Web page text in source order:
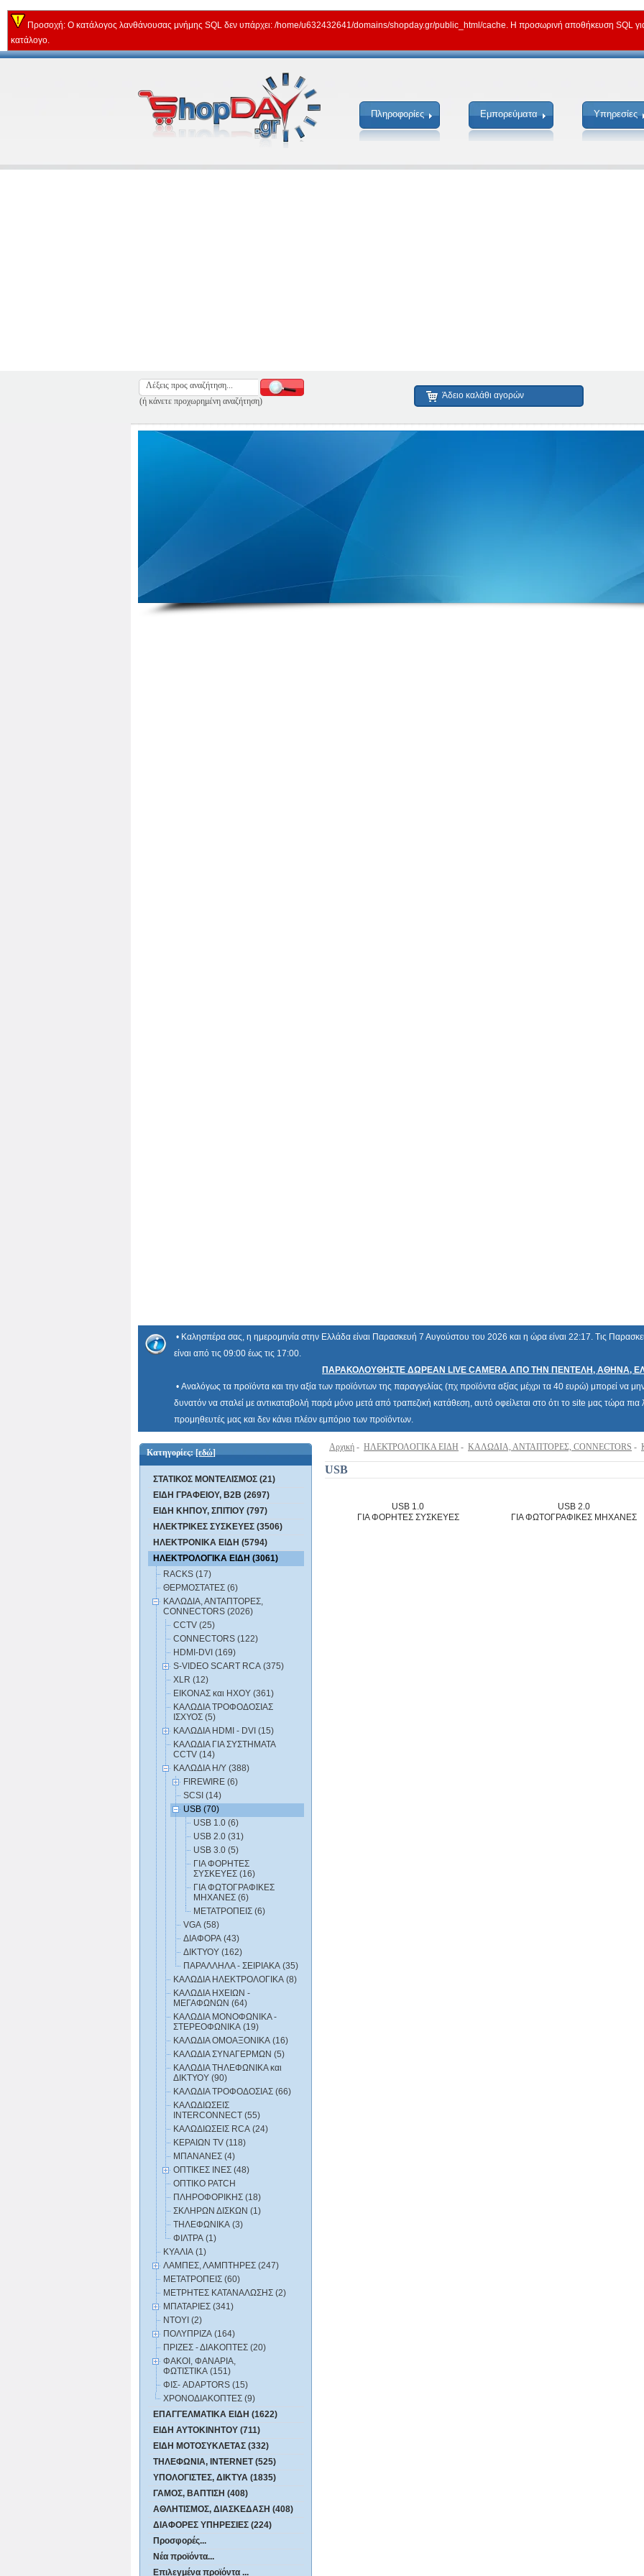
Προσοχή: Ο κατάλογος λανθάνουσας μνήμης SQL δεν υπάρχει: /home/u632432641/domains/shopday.gr/public_html/cache. Η προσωρινή αποθήκευση SQL για
κατάλογο.
Πληροφορίες Εμπορεύματα Υπηρεσίες
(ή κάνετε προχωρημένη αναζήτηση)
Άδειο καλάθι αγορών
• Καλησπέρα σας, η ημερομηνία στην Ελλάδα είναι Παρασκευή 7 Αυγούστου του 2026 και η ώρα είναι 22:17. Τις
είναι από τις 09:00 έως τις 17:00.
ΠΑΡΑΚΟΛΟΥΘΗΣΤΕ ΔΩΡΕΑΝ LIVE CAMERA ΑΠΟ ΤΗΝ ΠΕΝΤΕΛΗ, ΑΘΗΝΑ,
• Αναλόγως τα προϊόντα και την αξία των προϊόντων της παραγγελίας (πχ προϊόντα αξίας μέχρι τα 40 ευρώ) μπορεί να
δυνατόν να σταλεί με αντικαταβολή παρά μόνο μετά από τραπεζική κατάθεση, αυτό οφείλεται στο ότι το site μας τώρα
προμηθευτές μας και δεν κάνει πλέον εμπόριο των προϊόντων.
Κατηγορίες:[εδώ]
ΣΤΑΤΙΚΟΣ ΜΟΝΤΕΛΙΣΜΟΣ (21)
ΕΙΔΗ ΓΡΑΦΕΙΟΥ, B2B (2697)
ΕΙΔΗ ΚΗΠΟΥ, ΣΠΙΤΙΟΥ (797)
ΗΛΕΚΤΡΙΚΕΣ ΣΥΣΚΕΥΕΣ (3506)
ΗΛΕΚΤΡΟΝΙΚΑ ΕΙΔΗ (5794)
ΗΛΕΚΤΡΟΛΟΓΙΚΑ ΕΙΔΗ (3061)
RACKS (17)
ΘΕΡΜΟΣΤΑΤΕΣ (6)
ΚΑΛΩΔΙΑ, ΑΝΤΑΠΤΟΡΕΣ,
CONNECTORS (2026)
CCTV (25)
CONNECTORS (122)
HDMI-DVI (169)
S-VIDEO SCART RCA (375)
XLR (12)
ΕΙΚΟΝΑΣ και ΗΧΟΥ (361)
ΚΑΛΩΔΙA ΤΡΟΦΟΔΟΣΙΑΣ
ΙΣΧΥΟΣ (5)
ΚΑΛΩΔΙΑ HDMI - DVI (15)
ΚΑΛΩΔΙΑ ΓΙΑ ΣΥΣΤΗΜΑΤΑ
CCTV (14)
ΚΑΛΩΔΙΑ Η/Υ (388)
FIREWIRE (6)
SCSI (14)
USB (70)
USB 1.0 (6)
USB 2.0 (31)
USB 3.0 (5)
ΓΙΑ ΦΟΡΗΤΕΣ
ΣΥΣΚΕΥΕΣ (16)
ΓΙΑ ΦΩΤΟΓΡΑΦΙΚΕΣ
ΜΗΧΑΝΕΣ (6)
ΜΕΤΑΤΡΟΠΕΙΣ (6)
VGA (58)
ΔΙΑΦΟΡΑ (43)
ΔΙΚΤΥΟΥ (162)
ΠΑΡΑΛΛΗΛΑ - ΣΕΙΡΙΑΚΑ (35)
ΚΑΛΩΔΙΑ ΗΛΕΚΤΡΟΛΟΓΙΚΑ (8)
ΚΑΛΩΔΙΑ ΗΧΕΙΩΝ -
ΜΕΓΑΦΩΝΩΝ (64)
ΚΑΛΩΔΙΑ ΜΟΝΟΦΩΝΙΚΑ -
ΣΤΕΡΕΟΦΩΝΙΚΑ (19)
ΚΑΛΩΔΙΑ ΟΜΟΑΞΟΝΙΚΑ (16)
ΚΑΛΩΔΙΑ ΣΥΝΑΓΕΡΜΩΝ (5)
ΚΑΛΩΔΙΑ ΤΗΛΕΦΩΝΙΚΑ και
ΔΙΚΤΥΟΥ (90)
ΚΑΛΩΔΙΑ ΤΡΟΦΟΔΟΣΙΑΣ (66)
ΚΑΛΩΔΙΩΣΕΙΣ
INTERCONNECT (55)
ΚΑΛΩΔΙΩΣΕΙΣ RCA (24)
ΚΕΡΑΙΩΝ TV (118)
ΜΠΑΝΑΝΕΣ (4)
ΟΠΤΙΚΕΣ ΙΝΕΣ (48)
ΟΠΤΙΚΟ PATCH
ΠΛΗΡΟΦΟΡΙΚΗΣ (18)
ΣΚΛΗΡΩΝ ΔΙΣΚΩΝ (1)
ΤΗΛΕΦΩΝΙΚΑ (3)
ΦΙΛΤΡΑ (1)
ΚΥΑΛΙΑ (1)
ΛΑΜΠΕΣ, ΛΑΜΠΤΗΡΕΣ (247)
ΜΕΤΑΤΡΟΠΕΙΣ (60)
ΜΕΤΡΗΤΕΣ ΚΑΤΑΝΑΛΩΣΗΣ (2)
ΜΠΑΤΑΡΙΕΣ (341)
ΝΤΟΥΙ (2)
ΠΟΛΥΠΡΙΖΑ (164)
ΠΡΙΖΕΣ - ΔΙΑΚΟΠΤΕΣ (20)
ΦΑΚΟΙ, ΦΑΝΑΡΙΑ,
ΦΩΤΙΣΤΙΚΑ (151)
ΦΙΣ- ADAPTORS (15)
ΧΡΟΝΟΔΙΑΚΟΠΤΕΣ (9)
ΕΠΑΓΓΕΛΜΑΤΙΚΑ ΕΙΔΗ (1622)
ΕΙΔΗ ΑΥΤΟΚΙΝΗΤΟΥ (711)
ΕΙΔΗ ΜΟΤΟΣΥΚΛΕΤΑΣ (332)
ΤΗΛΕΦΩΝΙΑ, INTERNET (525)
ΥΠΟΛΟΓΙΣΤΕΣ, ΔΙΚΤΥΑ (1835)
ΓΑΜΟΣ, ΒΑΠΤΙΣΗ (408)
ΑΘΛΗΤΙΣΜΟΣ, ΔΙΑΣΚΕΔΑΣΗ (408)
ΔΙΑΦΟΡΕΣ ΥΠΗΡΕΣΙΕΣ (224)
Προσφορές...
Νέα προϊόντα...
Επιλεγμένα προϊόντα ...
Αρχική - ΗΛΕΚΤΡΟΛΟΓΙΚΑ ΕΙΔΗ - ΚΑΛΩΔΙΑ, ΑΝΤΑΠΤΟΡΕΣ, CONNECTORS -
USB
USB 1.0 USB 2.0
ΓΙΑ ΦΟΡΗΤΕΣ ΣΥΣΚΕΥΕΣ
ΓΙΑ ΦΩΤΟΓΡΑΦΙΚΕΣ ΜΗΧΑΝΕΣ